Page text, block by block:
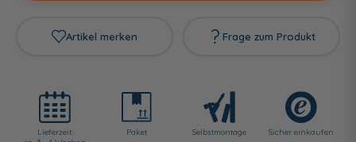
Artikel merken Frage zum Produkt
Lieferzeit:
Paket Selbst­montage Sicher einkaufen